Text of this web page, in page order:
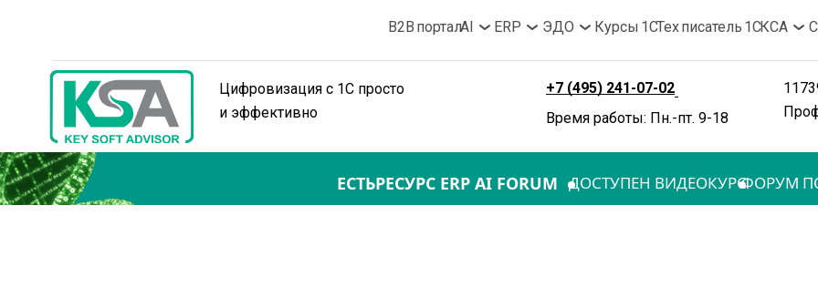
B2B порталAI ERP ЭДО Курсы 1СТех писатель 1СКСА
Цифровизация с 1С просто
и эффективно
+7 (495) 241-07-02
Время работы: Пн.-пт. 9-18
ЕСТЬРЕСУРС ERP AI FORUM ФОРУМ
ДОСТУПЕН ВИДЕОКУРС